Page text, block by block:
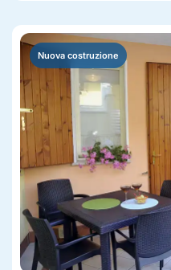
Nuova costruzione